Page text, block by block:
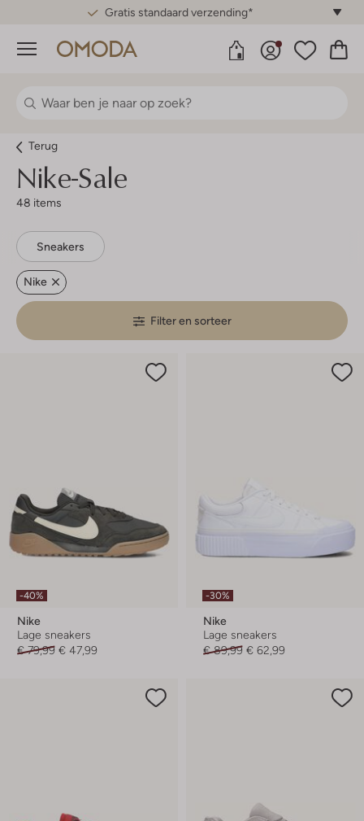
Gratis standaard verzending*
Menu
Terug
Nike-Sale
48 items
Sneakers
Nike
Filter en sorteer
-40%
Nike
Lage sneakers
€ 79,99 € 47,99
-30%
Nike
Lage sneakers
€ 89,99 € 62,99